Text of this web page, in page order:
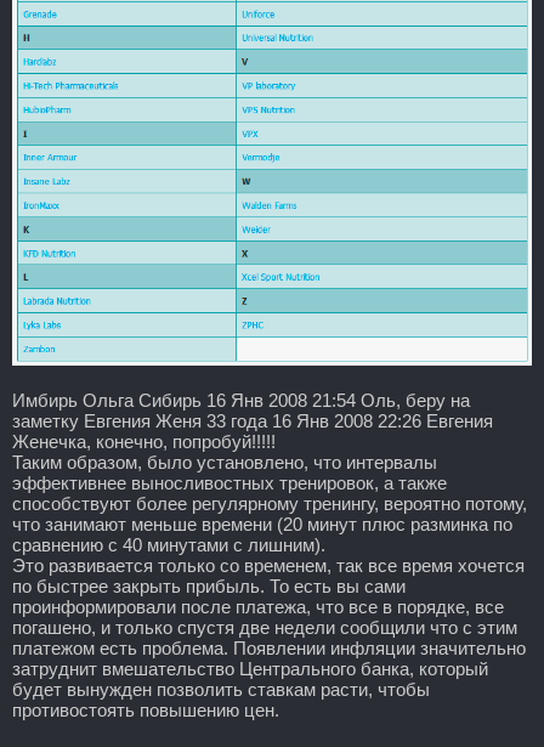
Имбирь Ольга Сибирь 16 Янв 2008 21:54 Оль, беру на
заметку Евгения Женя 33 года 16 Янв 2008 22:26 Евгения
Женечка, конечно, попробуй!!!!!
Таким образом, было установлено, что интервалы
эффективнее выносливостных тренировок, а также
способствуют более регулярному тренингу, вероятно потому,
что занимают меньше времени (20 минут плюс разминка по
сравнению с 40 минутами с лишним).
Это развивается только со временем, так все время хочется
по быстрее закрыть прибыль. То есть вы сами
проинформировали после платежа, что все в порядке, все
погашено, и только спустя две недели сообщили что с этим
платежом есть проблема. Появлении инфляции значительно
затруднит вмешательство Центрального банка, который
будет вынужден позволить ставкам расти, чтобы
противостоять повышению цен.